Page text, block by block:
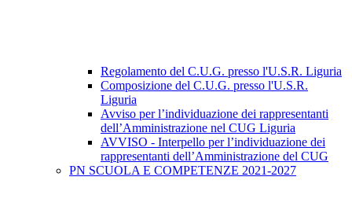
Regolamento del C.U.G. presso l'U.S.R. Liguria
Composizione del C.U.G. presso l'U.S.R.
Liguria
Avviso per l’individuazione dei rappresentanti
dell’Amministrazione nel CUG Liguria
AVVISO - Interpello per l’individuazione dei
rappresentanti dell’Amministrazione del CUG
PN SCUOLA E COMPETENZE 2021-2027